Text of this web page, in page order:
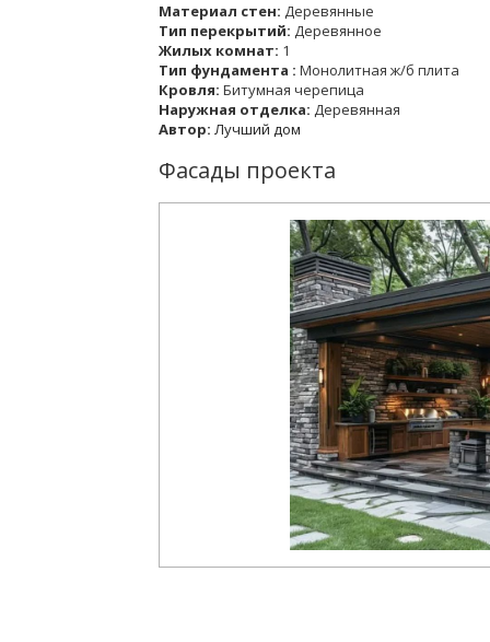
Материал стен: Деревянные
Тип перекрытий: Деревянное
Жилых комнат: 1
Тип фундамента : Монолитная ж/б плита
Кровля: Битумная черепица
Наружная отделка: Деревянная
Автор: Лучший дом
Фасады проекта